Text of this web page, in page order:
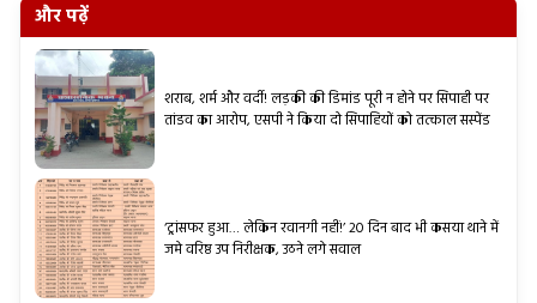
और पढ़ें
शराब, शर्म और वर्दी! लड़की की डिमांड पूरी न होने पर सिपाही पर
तांडव का आरोप, एसपी ने किया दो सिपाहियों को तत्काल सस्पेंड
‘ट्रांसफर हुआ… लेकिन रवानगी नहीं!’ 20 दिन बाद भी कसया थाने में
जमे वरिष्ठ उप निरीक्षक, उठने लगे सवाल